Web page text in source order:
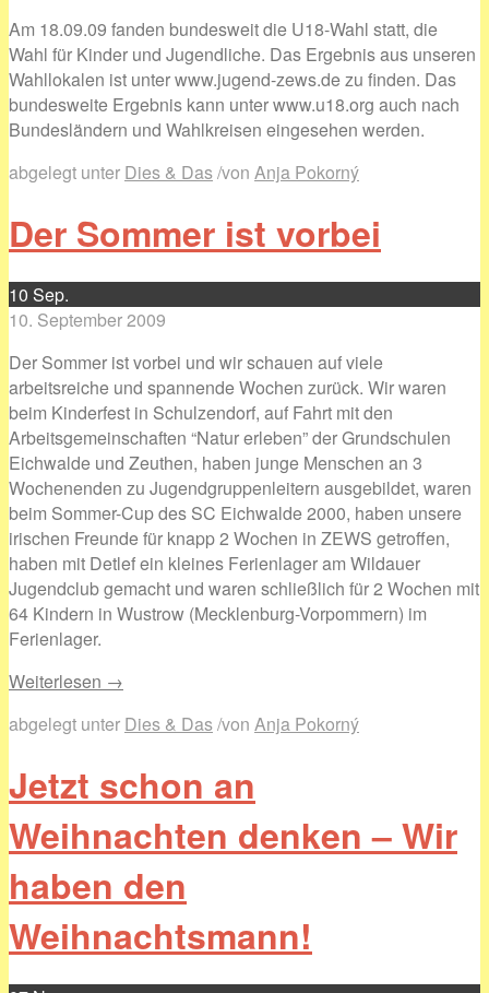
Am 18.09.09 fanden bundesweit die U18-Wahl statt, die
Wahl für Kinder und Jugendliche. Das Ergebnis aus unseren
Wahllokalen ist unter www.jugend-zews.de zu finden. Das
bundesweite Ergebnis kann unter www.u18.org auch nach
Bundesländern und Wahlkreisen eingesehen werden.
abgelegt unter Dies & Das/von Anja Pokorný
Der Sommer ist vorbei
10 Sep.
10. September 2009
Der Sommer ist vorbei und wir schauen auf viele
arbeitsreiche und spannende Wochen zurück. Wir waren
beim Kinderfest in Schulzendorf, auf Fahrt mit den
Arbeitsgemeinschaften “Natur erleben” der Grundschulen
Eichwalde und Zeuthen, haben junge Menschen an 3
Wochenenden zu Jugendgruppenleitern ausgebildet, waren
beim Sommer-Cup des SC Eichwalde 2000, haben unsere
irischen Freunde für knapp 2 Wochen in ZEWS getroffen,
haben mit Detlef ein kleines Ferienlager am Wildauer
Jugendclub gemacht und waren schließlich für 2 Wochen mit
64 Kindern in Wustrow (Mecklenburg-Vorpommern) im
Ferienlager.
Weiterlesen →
abgelegt unter Dies & Das/von Anja Pokorný
Jetzt schon an
Weihnachten denken – Wir
haben den
Weihnachtsmann!